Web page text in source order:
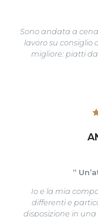
Sono andata a
lavoro su consiglio
migliore: piatti
“
Io e la mia
differenti e
disposizione in